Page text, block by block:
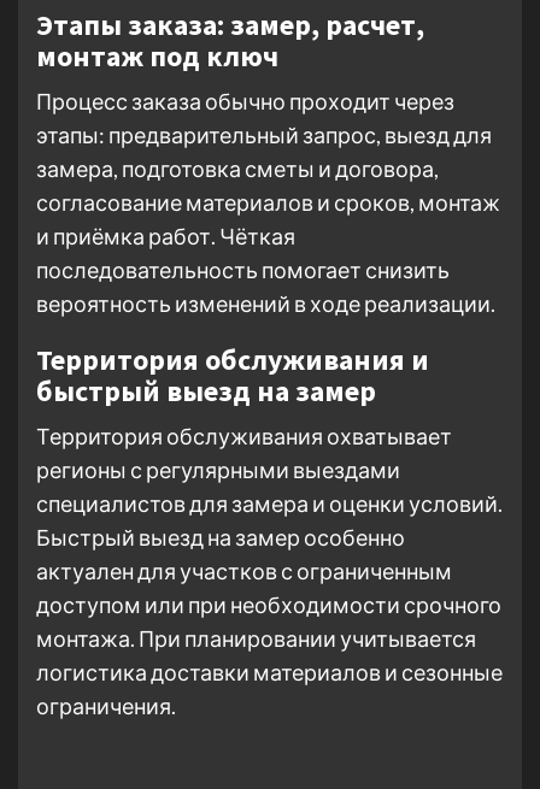
Этапы заказа: замер, расчет,
монтаж под ключ
Процесс заказа обычно проходит через
этапы: предварительный запрос, выезд для
замера, подготовка сметы и договора,
согласование материалов и сроков, монтаж
и приёмка работ. Чёткая
последовательность помогает снизить
вероятность изменений в ходе реализации.
Территория обслуживания и
быстрый выезд на замер
Территория обслуживания охватывает
регионы с регулярными выездами
специалистов для замера и оценки условий.
Быстрый выезд на замер особенно
актуален для участков с ограниченным
доступом или при необходимости срочного
монтажа. При планировании учитывается
логистика доставки материалов и сезонные
ограничения.